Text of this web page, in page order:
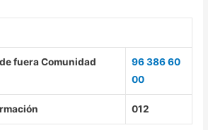
fuera Comunidad
96 386 60
00
012